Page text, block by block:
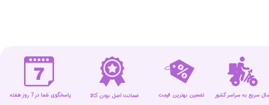
ضمانت اصل بودن کالا تضمین بهترین قیمت پاسخگوی شما در 7 روز هفته سریع به سراسر کشور